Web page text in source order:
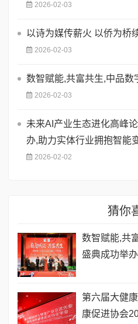
2026-02-03
以诗为媒传薪火 以侨为桥
2026-02-03
数智赋能,共富共生,中品
2026-02-03
未来AI产业生态进化高峰
办,助力实体行业拥抱智能
2026-02-02
猜你
数智赋能,共
盛典成功举办
第六届大健
康促进协会